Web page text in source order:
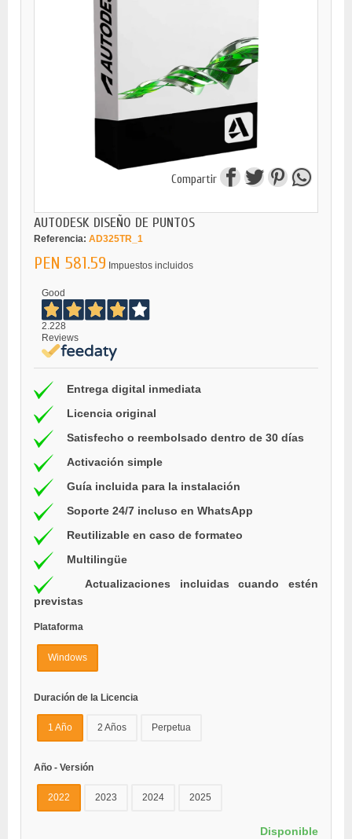
Compartir
AUTODESK DISEÑO DE PUNTOS
Referencia: AD325TR_1
PEN 581.59 Impuestos incluidos
Good
2.228
Reviews
Entrega digital inmediata
Licencia original
Satisfecho o reembolsado dentro de 30 días
Activación simple
Guía incluida para la instalación
Soporte 24/7 incluso en WhatsApp
Reutilizable en caso de formateo
Multilingüe
Actualizaciones incluidas cuando estén
previstas
Plataforma
Windows
Duración de la Licencia
1 Año 2 Años Perpetua
Año - Versión
2022 2023 2024 2025
Disponible